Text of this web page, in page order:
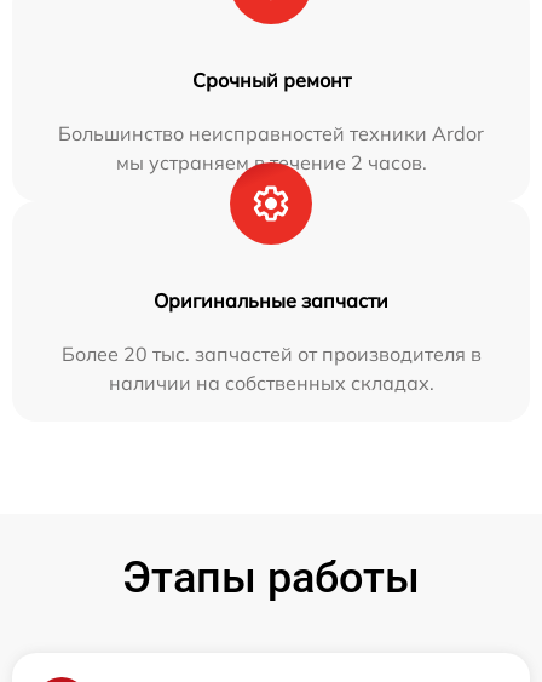
Срочный ремонт
Большинство неисправностей техники Ardor
мы устраняем в течение 2 часов.
Оригинальные запчасти
Более 20 тыс. запчастей от производителя в
наличии на собственных складах.
Этапы работы